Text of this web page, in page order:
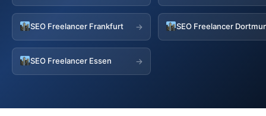
SEO Freelancer Frankfurt → SEO Freelancer
SEO Freelancer Essen →